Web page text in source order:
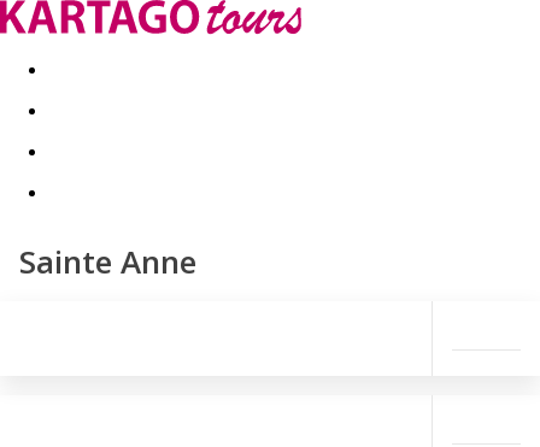
Last minute Dovolenkové kluby
Sainte Anne